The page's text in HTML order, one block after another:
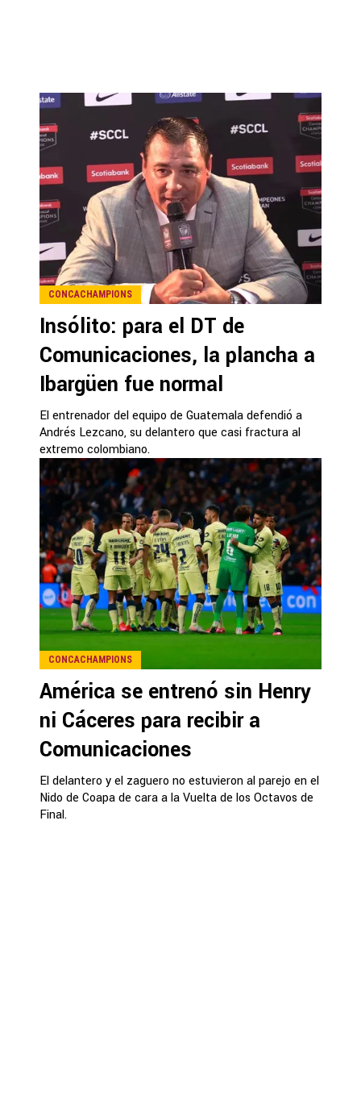
CONCACHAMPIONS
Insólito: para el DT de
Comunicaciones, la plancha a
Ibargüen fue normal
El entrenador del equipo de Guatemala defendió a
Andrés Lezcano, su delantero que casi fractura al
extremo colombiano.
CONCACHAMPIONS
América se entrenó sin Henry
ni Cáceres para recibir a
Comunicaciones
El delantero y el zaguero no estuvieron al parejo en el
Nido de Coapa de cara a la Vuelta de los Octavos de
Final.